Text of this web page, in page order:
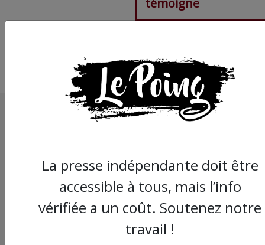
La presse indépendante doit être
accessible à tous, mais l’info
vérifiée a un coût. Soutenez notre
travail !